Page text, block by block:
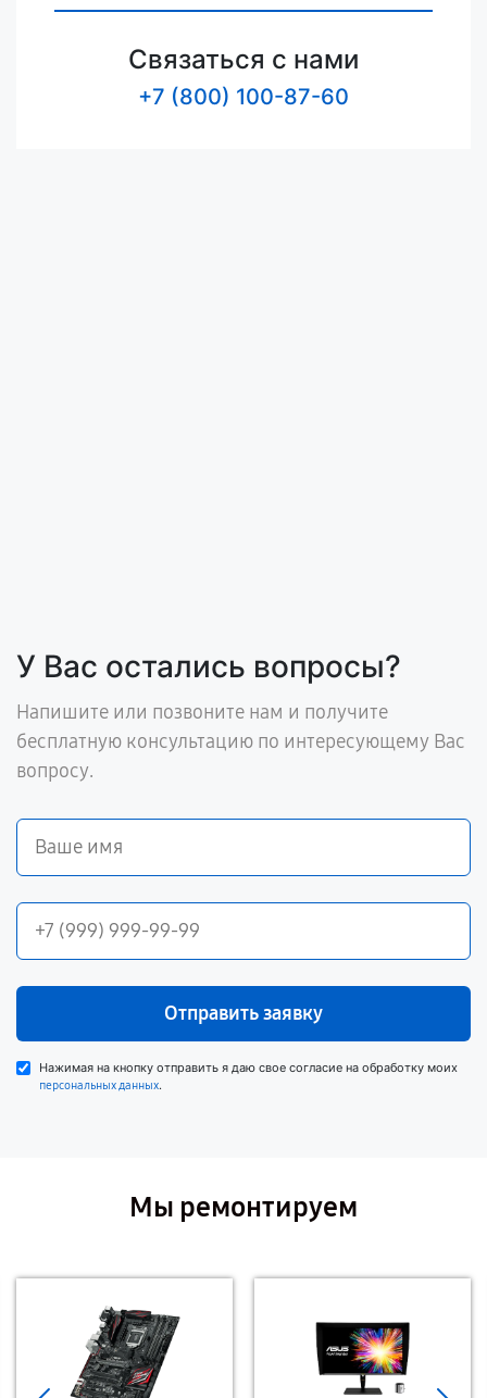
Связаться с нами
+7 (800) 100-87-60
У Вас остались вопросы?
Напишите или позвоните нам и получите
бесплатную консультацию по интересующему Вас
вопросу.
Отправить заявку
Нажимая на кнопку отправить я даю свое согласие на обработку моих
персональных данных.
Мы ремонтируем